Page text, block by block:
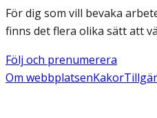
För dig som vill bevaka
finns det flera olika sätt att
Följ och prenumerera
Om webbplatsenKakor